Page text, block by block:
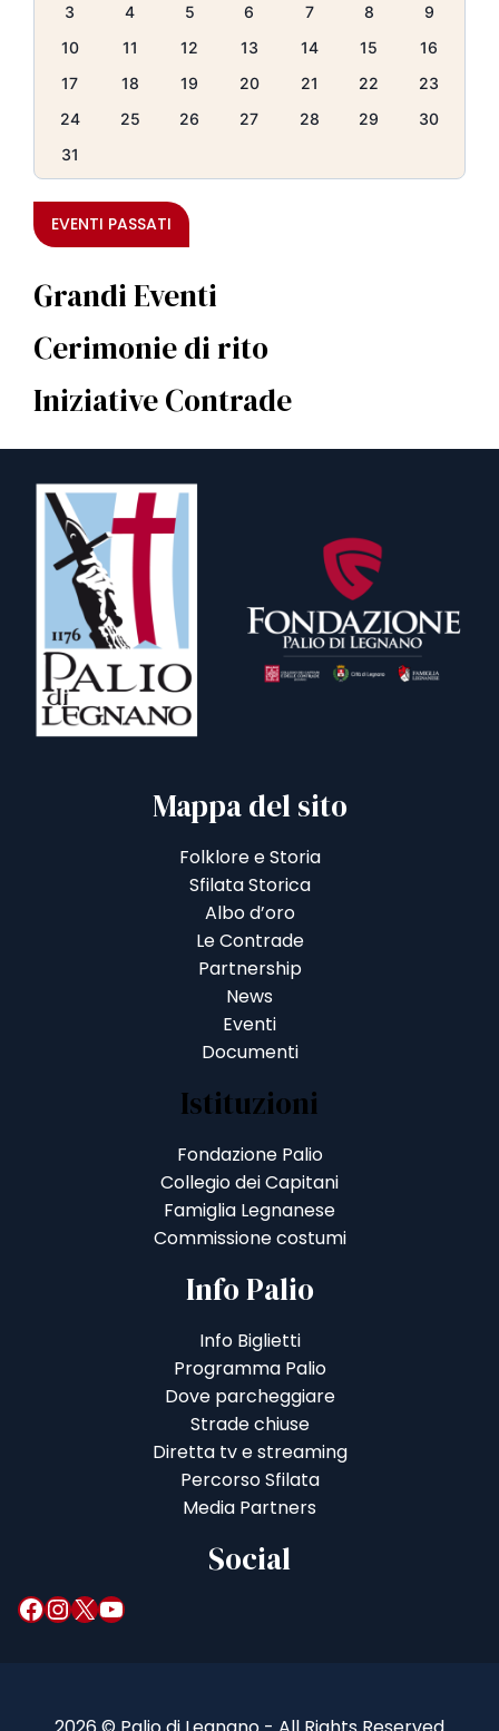
3
4 5 6 7 8
9
10
11 12 13 14 15
16
17
18 19 20 21 22
23
24
25 26 27 28 29
30
31
EVENTI PASSATI
Grandi Eventi
Cerimonie di rito
Iniziative Contrade
Mappa del sito
Folklore e Storia
Sfilata Storica
Albo d’oro
Le Contrade
Partnership
News
Eventi
Documenti
Istituzioni
Fondazione Palio
Collegio dei Capitani
Famiglia Legnanese
Commissione costumi
Info Palio
Info Biglietti
Programma Palio
Dove parcheggiare
Strade chiuse
Diretta tv e streaming
Percorso Sfilata
Media Partners
Social
Facebook InstagramX YouTube